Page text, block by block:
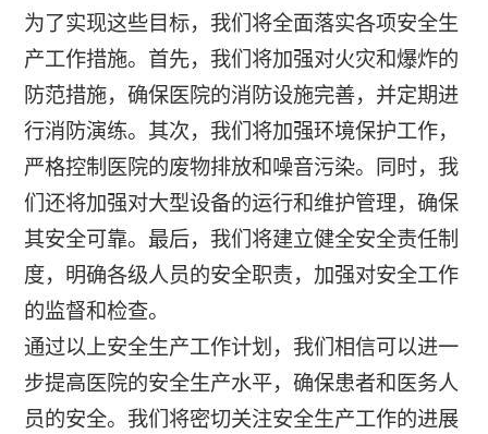
为了实现这些目标，我们将全面落实各项安全生
产工作措施。首先，我们将加强对火灾和爆炸的
防范措施，确保医院的消防设施完善，并定期进
行消防演练。其次，我们将加强环境保护工作，
严格控制医院的废物排放和噪音污染。同时，我
们还将加强对大型设备的运行和维护管理，确保
其安全可靠。最后，我们将建立健全安全责任制
度，明确各级人员的安全职责，加强对安全工作
的监督和检查。
通过以上安全生产工作计划，我们相信可以进一
步提高医院的安全生产水平，确保患者和医务人
员的安全。我们将密切关注安全生产工作的进展